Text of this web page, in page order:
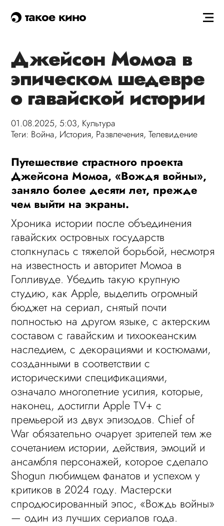
такое кино
Джейсон Момоа в
эпическом шедевре
о гавайской истории
01.08.2025, 5:03, Культура
Теги: Война, История, Развлечения,Телевидение
Путешествие страстного проекта
Джейсона Момоа, «Вождя войны»,
заняло более десяти лет, прежде
чем выйти на экраны.
Хроника истории после объединения
гавайских островных государств
столкнулась с тяжелой борьбой, несмотря
на известность и авторитет Момоа в
Голливуде. Убедить такую крупную
студию, как Apple, выделить огромный
бюджет на сериал, снятый почти
полностью на другом языке, с актерским
составом с гавайским и тихоокеанским
наследием, с декорациями и костюмами,
созданными в соответствии с
историческими спецификациями,
означало многолетние усилия, которые,
наконец, достигли Apple TV+ с
премьерой из двух эпизодов. Chief of
War обязательно очарует зрителей тем же
сочетанием истории, действия, эмоций и
ансамбля персонажей, которое сделало
Shogun любимцем фанатов и успехом у
критиков в 2024 году. Мастерски
спродюсированный эпос, «Вождь войны»
— один из лучших сериалов года.